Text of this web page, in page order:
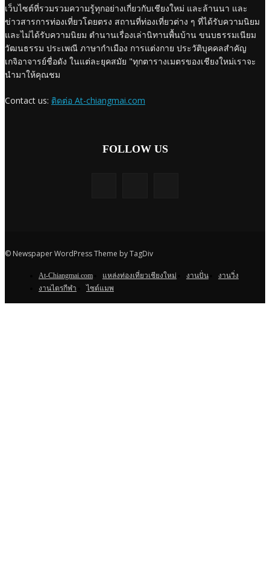
เว็บไซต์ที่รวมรวมความรู้ทุกอย่างเกี่ยวกับเชียงใหม่ และล้านนา และ
ข่าวสารการท่องเที่ยวโดยตรง สถานที่ท่องเที่ยวต่าง ๆ ที่ได้รับความนิยม
และไม่ได้รับความนิยม ตำนานเรื่องเล่านิทานพื้นบ้าน ขนบธรรมเนียม
วัฒนธรรม ประเพณี ภาษากำเมือง การแต่งกาย ประวัติบุคคลสำคัญ
เกจิอาจารย์ชื่อดัง ในแต่ละยุคสมัย "ทุกตารางเมตรของเชียงใหม่เราจะ
นำมาให้คุณชม
Contact us: ติดต่อ At-chiangmai.com
FOLLOW US
© Newspaper WordPress Theme by TagDiv
At-Chiangmai.com แหล่งท่องเที่ยวเชียงใหม่ งานปั่น
งานวิ่ง
งานไตรกีฬา
ไซต์แมพ